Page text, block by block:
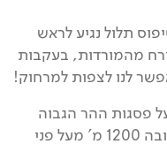
של טיפוס תלול נגיע לראש
מהמורדות, בעקבות
לנו לצפות למרחוק!
פסגות ההר הגבוה
בגליל, ננסה לצפות אל הגולן מגובה 1200 מ' מעל פני